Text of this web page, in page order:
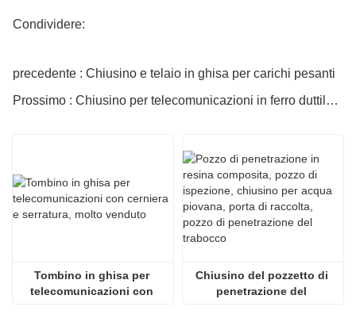
Condividere:
precedente : Chiusino e telaio in ghisa per carichi pesanti
Prossimo : Chiusino per telecomunicazioni in ferro duttile L4T
Tombino in ghisa per
telecomunicazioni con
Chiusino del pozzetto di
penetrazione del